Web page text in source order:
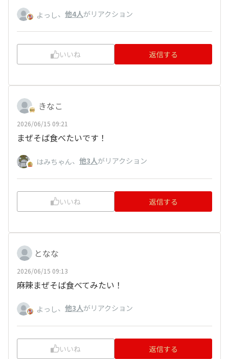
よっし、 他4人がリアクション
いいね 返信する
きなこ
2026/06/15 09:21
まぜそば食べたいです！
はみちゃん、 他3人がリアクション
いいね 返信する
となな
2026/06/15 09:13
麻辣まぜそば食べてみたい！
よっし、 他3人がリアクション
いいね 返信する